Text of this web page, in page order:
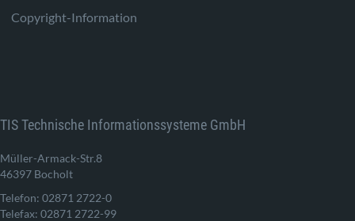
Copyright-Information
TIS Technische Informationssysteme GmbH
Müller-Armack-Str.8
46397 Bocholt
Telefon: 02871 2722-0
Telefax: 02871 2722-99